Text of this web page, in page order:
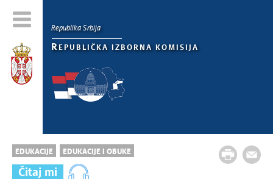
Republika Srbija
R EPUBLIČKA IZBORNA KOMISIJA
EDUKACIJE EDUKACIJE I OBUKE
Čitaj mi